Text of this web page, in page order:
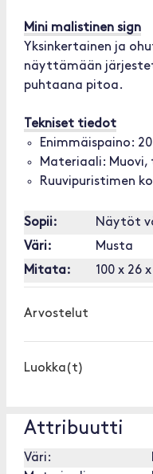
Mini malistinen sign
Yksinkertainen ja
näyttämään
puhtaana pitoa.
Tekniset tiedot
Enimmäispaino:
Materiaali: Muovi,
Ruuvipuristimen
Sopii:
Näytöt
Väri:
Musta
Mitata:
100 x 26
Arvostelut
Luokka(t)
Attribuutti
Väri: